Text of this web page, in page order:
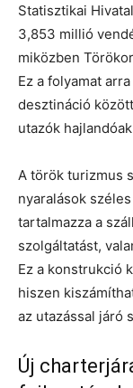
Statisztikai
3,853 millió
miközben
Ez a folyamat
desztináció
utazók
A török turizmus
nyaralások
tartalmazza a
szolgáltatást,
Ez a konstrukció
hiszen
az utazással járó
Új